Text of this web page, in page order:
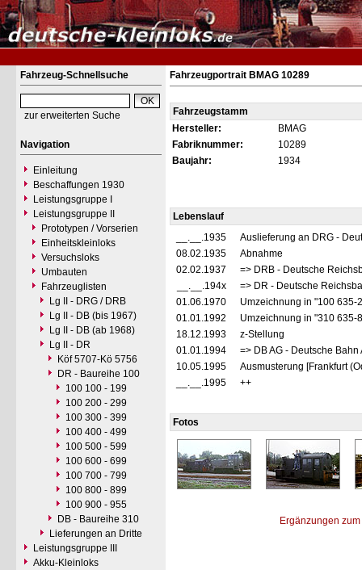
Fahrzeug-Schnellsuche
zur erweiterten Suche
Navigation
Einleitung
Beschaffungen 1930
Leistungsgruppe I
Leistungsgruppe II
Prototypen / Vorserien
Einheitskleinloks
Versuchsloks
Umbauten
Fahrzeuglisten
Lg II - DRG / DRB
Lg II - DB (bis 1967)
Lg II - DB (ab 1968)
Lg II - DR
Köf 5707-Kö 5756
DR - Baureihe 100
100 100 - 199
100 200 - 299
100 300 - 399
100 400 - 499
100 500 - 599
100 600 - 699
100 700 - 799
100 800 - 899
100 900 - 955
DB - Baureihe 310
Lieferungen an Dritte
Leistungsgruppe III
Akku-Kleinloks
Fahrzeugportrait BMAG 10289
Fahrzeugstamm
Hersteller:
BMAG
Fabriknummer:
10289
Baujahr:
1934
Lebenslauf
__.__.1935
Auslieferung an DRG -
08.02.1935
Abnahme
02.02.1937
=> DRB - Deutsche
__.__.194x
=> DR - Deutsche
01.06.1970
Umzeichnung in "100 635-
01.01.1992
Umzeichnung in "310 635-
18.12.1993
z-Stellung
01.01.1994
=> DB AG - Deutsche
10.05.1995
Ausmusterung [Frankfurt
__.__.1995
++
Fotos
Ergänzungen